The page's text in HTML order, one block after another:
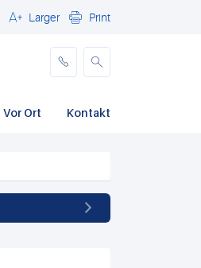
Larger Print
Vor Ort Kontakt